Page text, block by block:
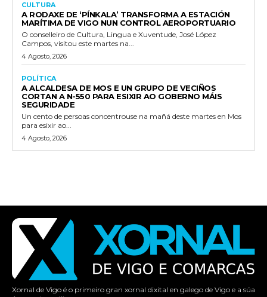
CULTURA
A RODAXE DE ‘PÍNKALA’ TRANSFORMA A ESTACIÓN
MARÍTIMA DE VIGO NUN CONTROL AEROPORTUARIO
O conselleiro de Cultura, Lingua e Xuventude, José López
Campos, visitou este martes na...
4 Agosto, 2026
POLÍTICA
A ALCALDESA DE MOS E UN GRUPO DE VECIÑOS
CORTAN A N-550 PARA ESIXIR AO GOBERNO MÁIS
SEGURIDADE
Un cento de persoas concentrouse na mañá deste martes en Mos
para esixir ao...
4 Agosto, 2026
Xornal de Vigo é o primeiro gran xornal dixital en galego de Vigo e a súa